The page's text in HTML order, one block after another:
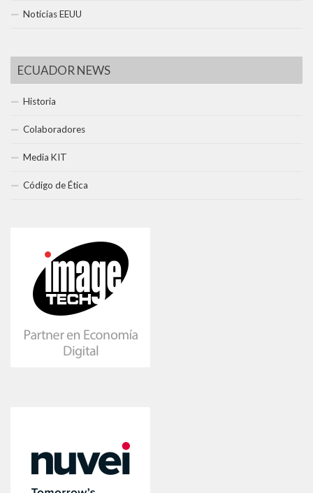
Noticias EEUU
ECUADOR NEWS
Historia
Colaboradores
Media KIT
Código de Ética